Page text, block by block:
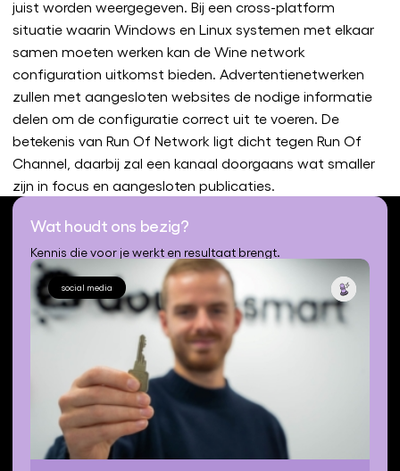
juist worden weergegeven. Bij een cross-platform
situatie waarin Windows en Linux systemen met elkaar
samen moeten werken kan de Wine network
configuration uitkomst bieden. Advertentienetwerken
zullen met aangesloten websites de nodige informatie
delen om de configuratie correct uit te voeren. De
betekenis van Run Of Network ligt dicht tegen Run Of
Channel, daarbij zal een kanaal doorgaans wat smaller
zijn in focus en aangesloten publicaties.
Wat houdt ons bezig?
Kennis die voor je werkt en resultaat brengt.
social media